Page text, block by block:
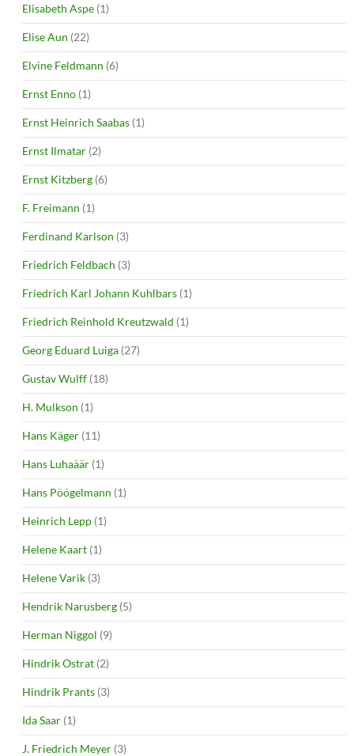
Elisabeth Aspe (1)
Elise Aun (22)
Elvine Feldmann (6)
Ernst Enno (1)
Ernst Heinrich Saabas (1)
Ernst Ilmatar (2)
Ernst Kitzberg (6)
F. Freimann (1)
Ferdinand Karlson (3)
Friedrich Feldbach (3)
Friedrich Karl Johann Kuhlbars (1)
Friedrich Reinhold Kreutzwald (1)
Georg Eduard Luiga (27)
Gustav Wulff (18)
H. Mulkson (1)
Hans Käger (11)
Hans Luhaäär (1)
Hans Pöögelmann (1)
Heinrich Lepp (1)
Helene Kaart (1)
Helene Varik (3)
Hendrik Narusberg (5)
Herman Niggol (9)
Hindrik Ostrat (2)
Hindrik Prants (3)
Ida Saar (1)
J. Friedrich Meyer (3)